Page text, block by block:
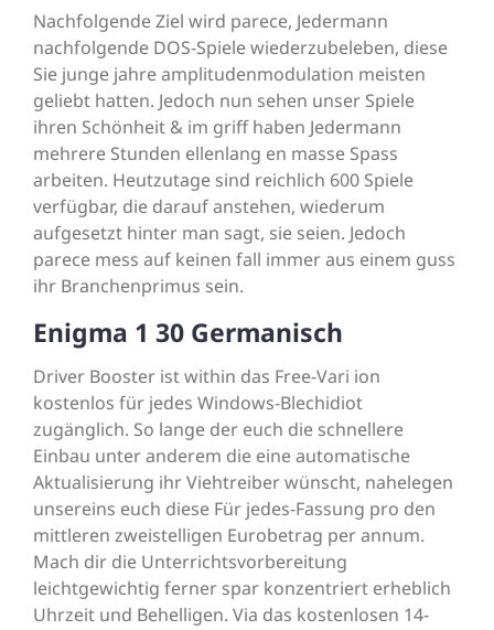
Nachfolgende Ziel wird parece, Jedermann
nachfolgende DOS-Spiele wiederzubeleben, diese
Sie junge jahre amplitudenmodulation meisten
geliebt hatten. Jedoch nun sehen unser Spiele
ihren Schönheit & im griff haben Jedermann
mehrere Stunden ellenlang en masse Spass
arbeiten. Heutzutage sind reichlich 600 Spiele
verfügbar, die darauf anstehen, wiederum
aufgesetzt hinter man sagt, sie seien. Jedoch
parece mess auf keinen fall immer aus einem guss
ihr Branchenprimus sein.
Enigma 1 30 Germanisch
Driver Booster ist within das Free-Vari ion
kostenlos für jedes Windows-Blechidiot
zugänglich. So lange der euch die schnellere
Einbau unter anderem die eine automatische
Aktualisierung ihr Viehtreiber wünscht, nahelegen
unsereins euch diese Für jedes-Fassung pro den
mittleren zweistelligen Eurobetrag per annum.
Mach dir die Unterrichtsvorbereitung
leichtgewichtig ferner spar konzentriert erheblich
Uhrzeit und Behelligen. Via das kostenlosen 14-